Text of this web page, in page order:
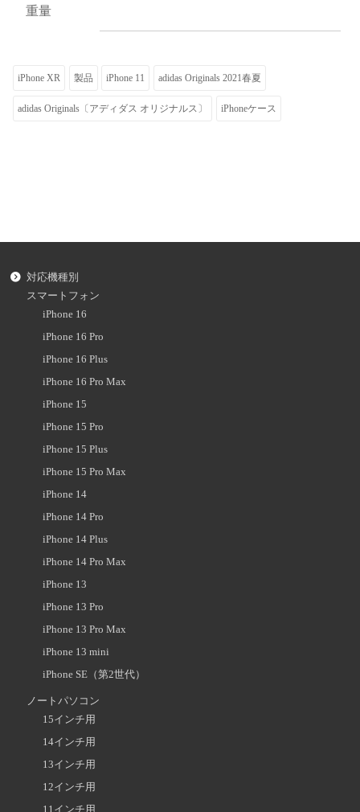
重量
iPhone XR 製品 iPhone 11 adidas Originals 2021春夏
adidas Originals〔アディダス オリジナルス〕 iPhoneケース
対応機種別
スマートフォン
iPhone 16
iPhone 16 Pro
iPhone 16 Plus
iPhone 16 Pro Max
iPhone 15
iPhone 15 Pro
iPhone 15 Plus
iPhone 15 Pro Max
iPhone 14
iPhone 14 Pro
iPhone 14 Plus
iPhone 14 Pro Max
iPhone 13
iPhone 13 Pro
iPhone 13 Pro Max
iPhone 13 mini
iPhone SE（第2世代）
ノートパソコン
15インチ用
14インチ用
13インチ用
12インチ用